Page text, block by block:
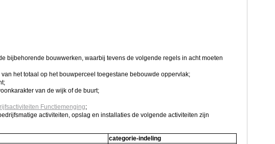
bijbehorende bouwwerken, waarbij tevens de volgende regels in acht moeten
het totaal op het bouwperceel toegestane bebouwde oppervlak;
van de wijk of de buurt;
Functiemenging;
activiteiten, opslag en installaties de volgende activiteiten zijn
categorie-indeling